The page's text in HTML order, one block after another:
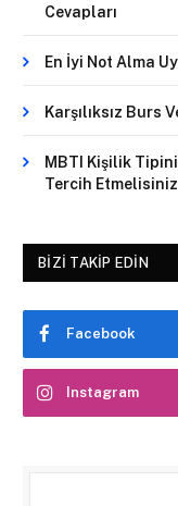
Cevapları
En İyi Not Alma
Karşılıksız Burs
MBTI Kişilik
Tercih
BIZI TAKIP EDIN
Facebook
Instagram